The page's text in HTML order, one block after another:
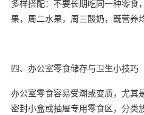
多样搭配：不要长期吃同一种零食
果，周二水果，周三酸奶，既营养
四、办公室零食储存与卫生小技巧
办公室零食容易受潮或变质，尤其
密封小盒或抽屉专用零食区，分类